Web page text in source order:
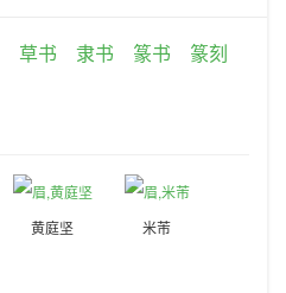
草书 隶书 篆书
篆刻
黄庭坚 米芾